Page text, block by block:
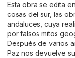
Esta obra se edita
cosas del sur, las
andaluces, cuya
por falsos mitos
Después de varios
Paz nos devuelve